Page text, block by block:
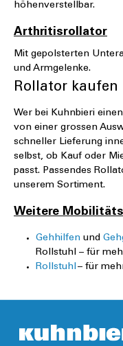
höhenverstellbar.
Arthritisrollator
Mit gepolsterten
und Armgelenke.
Rollator kaufen
Wer bei Kuhnbieri
von einer grossen
schneller Lieferung
selbst, ob Kauf oder
passt. Passendes
unserem Sortiment.
Weitere
Gehhilfen und
Rollstuhl – für
Rollstuhl– für